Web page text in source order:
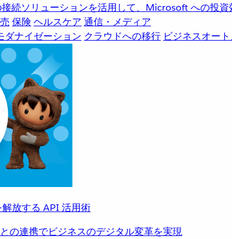
続ソリューションを活用して、Microsoft への投資
保険 ヘルスケア 通信・メディア
ダナイゼーション クラウドへの移行 ビジネスオー
放する API 活用術
の連携でビジネスのデジタル変革を実現